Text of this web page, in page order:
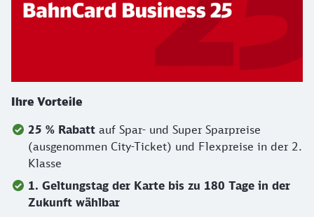
Ihre Vorteile
25 % Rabatt auf Spar- und Super Sparpreise
(ausgenommen City-Ticket) und Flexpreise in der 2.
Klasse
1. Geltungstag der Karte bis zu 180 Tage in der
Zukunft wählbar